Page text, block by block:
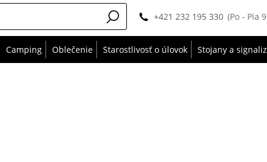
+421 232 195 330 (Po - Pia
Camping Oblečenie Starostlivosť o úlovok Stojany a